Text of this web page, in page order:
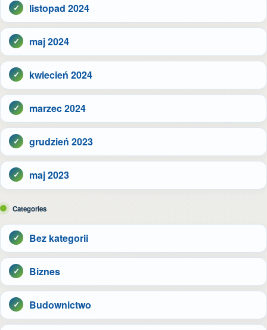
listopad 2024
maj 2024
kwiecień 2024
marzec 2024
grudzień 2023
maj 2023
Categories
Bez kategorii
Biznes
Budownictwo